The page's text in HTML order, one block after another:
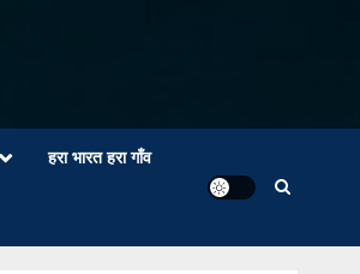
हरा भारत हरा गाँव